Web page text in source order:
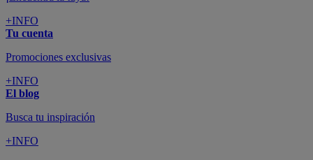
+INFO
Tu cuenta
Promociones exclusivas
+INFO
El blog
Busca tu inspiración
+INFO